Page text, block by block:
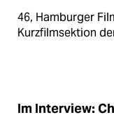
46, Hamburger
Kurzfilmsektion
Im Interview: